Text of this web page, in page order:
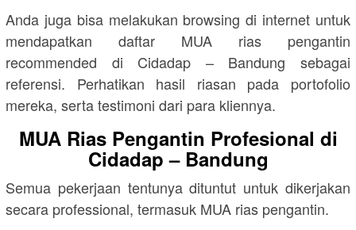
Anda juga bisa melakukan browsing di internet untuk
mendapatkan daftar MUA rias pengantin
recommended di Cidadap – Bandung sebagai
referensi. Perhatikan hasil riasan pada portofolio
mereka, serta testimoni dari para kliennya.
MUA Rias Pengantin Profesional di
Cidadap – Bandung
Semua pekerjaan tentunya dituntut untuk dikerjakan
secara professional, termasuk MUA rias pengantin.